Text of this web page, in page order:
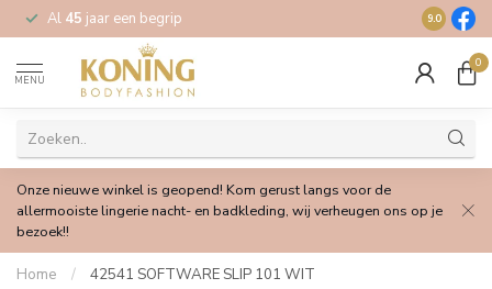
Al 45 jaar een begrip Gratis
9.0
MENU
0
Onze nieuwe winkel is geopend! Kom gerust langs voor de
allermooiste lingerie nacht- en badkleding, wij verheugen ons op je
bezoek!!
Home / 42541 SOFTWARE SLIP 101 WIT